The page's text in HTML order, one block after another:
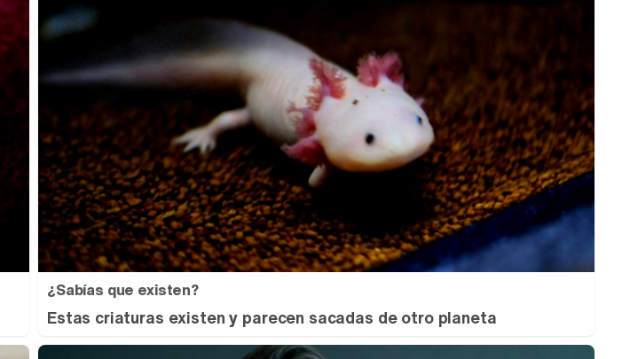
¿Sabías que existen?
Estas criaturas existen y parecen sacadas de otro planeta